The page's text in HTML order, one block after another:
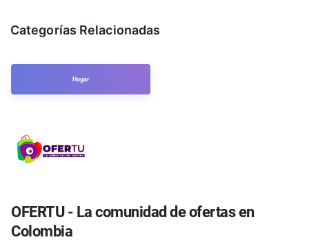
Categorías Relacionadas
Hogar
OFERTU - La comunidad de ofertas en
Colombia